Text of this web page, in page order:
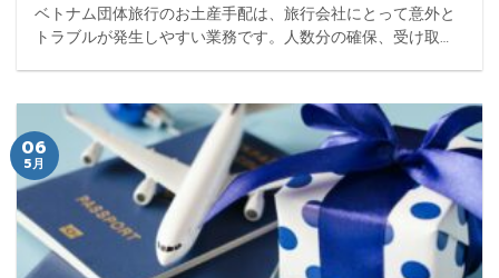
ベトナム団体旅行のお土産手配は、旅行会社にとって意外と
トラブルが発生しやすい業務です。人数分の確保、受け取り
と、 ... ...
06
5月